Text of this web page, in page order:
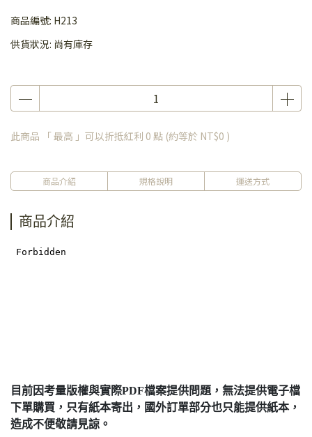
商品編號: H213
供貨狀況: 尚有庫存
此商品 「 最高 」可以折抵紅利 0 點 (約等於 NT$0 )
商品介紹 規格說明 運送方式
商品介紹
目前因考量版權與實際PDF檔案提供問題，無法提供電子檔
下單購買，只有紙本寄出，國外訂單部分也只能提供紙本，
造成不便敬請見諒。